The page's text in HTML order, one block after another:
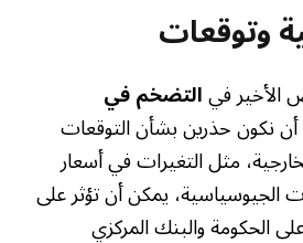
وتوقعات
الأخير فيالتضخم في
نكون حذرين بشأن التوقعات
مثل التغيرات في أسعار
الجيوسياسية، يمكن أن تؤثر على
الحكومة والبنك المركزي